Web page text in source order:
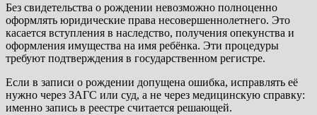
Без свидетельства о рождении невозможно полноценно
оформлять юридические права несовершеннолетнего. Это
касается вступления в наследство, получения опекунства и
оформления имущества на имя ребёнка. Эти процедуры
требуют подтверждения в государственном регистре.
Если в записи о рождении допущена ошибка, исправлять её
нужно через ЗАГС или суд, а не через медицинскую справку:
именно запись в реестре считается решающей.